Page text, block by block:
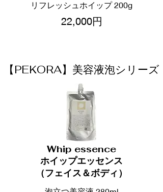
リフレッシュホイップ 200g
22,000円
【PEKORA】美容液泡シリーズ
Whip essence
ホイップエッセンス
（フェイス＆ボディ）